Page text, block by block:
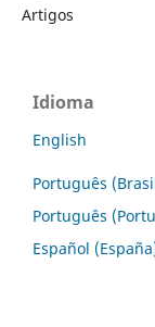
Artigos
Idioma
English
Português
Português
Español